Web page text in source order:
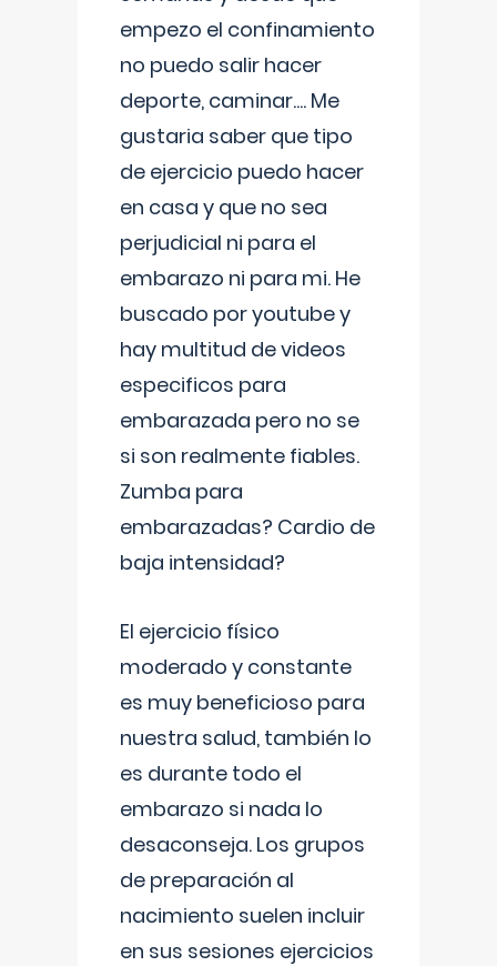
empezo el confinamiento
no puedo salir hacer
deporte, caminar.... Me
gustaria saber que tipo
de ejercicio puedo hacer
en casa y que no sea
perjudicial ni para el
embarazo ni para mi. He
buscado por youtube y
hay multitud de videos
especificos para
embarazada pero no se
si son realmente fiables.
Zumba para
embarazadas? Cardio de
baja intensidad?
El ejercicio físico
moderado y constante
es muy beneficioso para
nuestra salud, también lo
es durante todo el
embarazo si nada lo
desaconseja. Los grupos
de preparación al
nacimiento suelen incluir
en sus sesiones ejercicios